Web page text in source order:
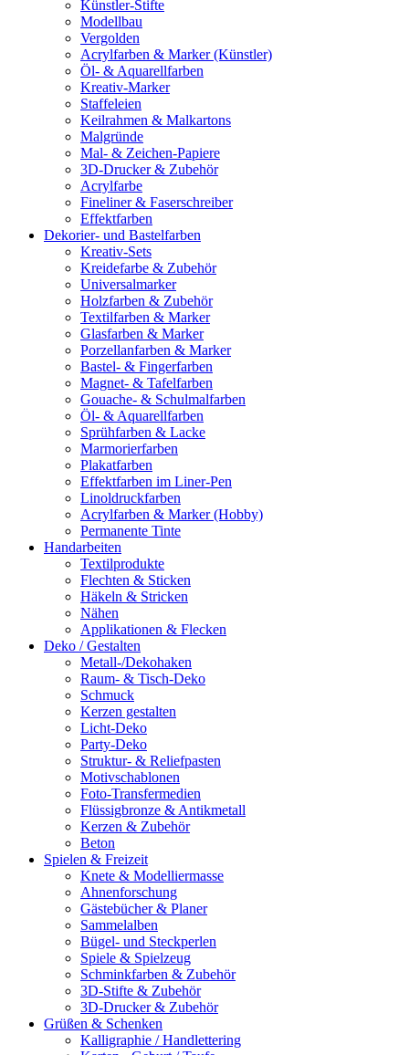
Künstler-Stifte
Modellbau
Vergolden
Acrylfarben & Marker (Künstler)
Öl- & Aquarellfarben
Kreativ-Marker
Staffeleien
Keilrahmen & Malkartons
Malgründe
Mal- & Zeichen-Papiere
3D-Drucker & Zubehör
Acrylfarbe
Fineliner & Faserschreiber
Effektfarben
Dekorier- und Bastelfarben
Kreativ-Sets
Kreidefarbe & Zubehör
Universalmarker
Holzfarben & Zubehör
Textilfarben & Marker
Glasfarben & Marker
Porzellanfarben & Marker
Bastel- & Fingerfarben
Magnet- & Tafelfarben
Gouache- & Schulmalfarben
Öl- & Aquarellfarben
Sprühfarben & Lacke
Marmorierfarben
Plakatfarben
Effektfarben im Liner-Pen
Linoldruckfarben
Acrylfarben & Marker (Hobby)
Permanente Tinte
Handarbeiten
Textilprodukte
Flechten & Sticken
Häkeln & Stricken
Nähen
Applikationen & Flecken
Deko / Gestalten
Metall-/Dekohaken
Raum- & Tisch-Deko
Schmuck
Kerzen gestalten
Licht-Deko
Party-Deko
Struktur- & Reliefpasten
Motivschablonen
Foto-Transfermedien
Flüssigbronze & Antikmetall
Kerzen & Zubehör
Beton
Spielen & Freizeit
Knete & Modelliermasse
Ahnenforschung
Gästebücher & Planer
Sammelalben
Bügel- und Steckperlen
Spiele & Spielzeug
Schminkfarben & Zubehör
3D-Stifte & Zubehör
3D-Drucker & Zubehör
Grüßen & Schenken
Kalligraphie / Handlettering